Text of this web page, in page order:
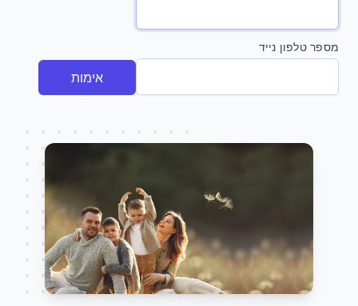
מספר טלפון נייד
אימות